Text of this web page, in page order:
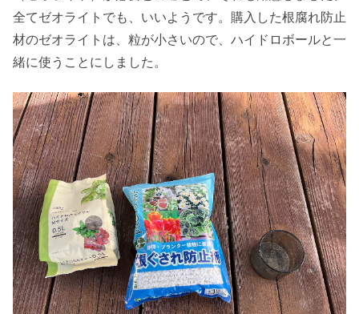
全てゼオライトでも、いいようです。購入した根腐れ防止
材のゼオライトは、粒が小さいので、ハイドロボールと一
緒に使うことにしました。